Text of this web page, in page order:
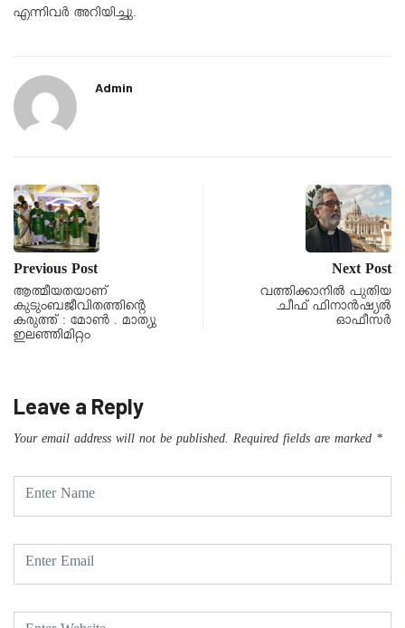
എന്നിവര്‍ അറിയിച്ചു.
Admin
Previous Post
ആത്മീയതയാണ്
കുടുംബജീവിതത്തിൻ്റെ
കരുത്ത് : മോൺ . മാത്യു
ഇലഞ്ഞിമിറ്റം
Next Post
വത്തിക്കാനിൽ പുതിയ
ചീഫ് ഫിനാൻഷ്യൽ
ഓഫീസർ
Leave a Reply
Your email address will not be published. Required fields are marked *